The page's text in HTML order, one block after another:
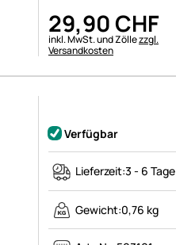
29,90CHF
Steuerhinweis:
inkl. MwSt. und Zöllezzgl.
Versandkosten
Verfügbar
Lieferzeit:3 - 6 Tage
Gewicht:0,76 kg